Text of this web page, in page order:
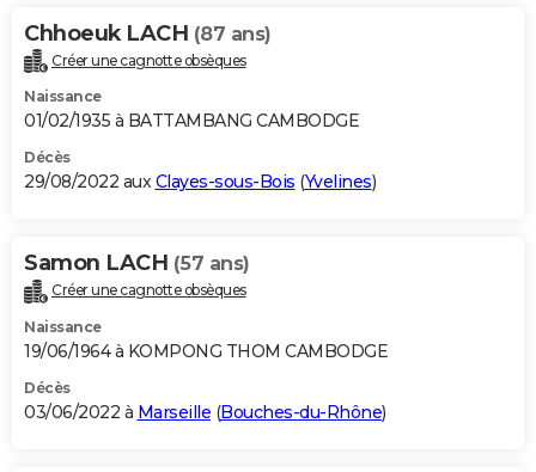
Chhoeuk LACH (87 ans)
Créer une cagnotte obsèques
Naissance
01/02/1935 à BATTAMBANG CAMBODGE
Décès
29/08/2022 auxClayes-sous-Bois (Yvelines)
Samon LACH (57 ans)
Créer une cagnotte obsèques
Naissance
19/06/1964 à KOMPONG THOM CAMBODGE
Décès
03/06/2022 à Marseille (Bouches-du-Rhône)